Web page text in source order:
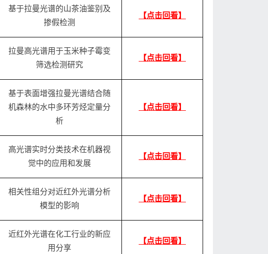
基于拉曼光谱的山茶油鉴别及
掺假检测
【点击回看】
拉曼高光谱用于玉米种子霉变
筛选检测研究
【点击回看】
基于表面增强拉曼光谱结合随
机森林的水中多环芳烃定量分
析
【点击回看】
高光谱实时分类技术在机器视
觉中的应用和发展
【点击回看】
相关性组分对近红外光谱分析
模型的影响
【点击回看】
近红外光谱在化工行业的新应
用分享
【点击回看】